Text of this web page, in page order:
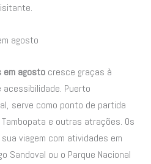
agosto
em agosto cresce graças à
acessibilidade. Puerto
serve como ponto de partida
e outras atrações. Os
viagem com atividades em
Sandoval ou o Parque Nacional